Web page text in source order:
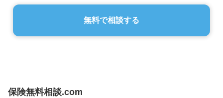
無料で相談する
保険無料相談.com